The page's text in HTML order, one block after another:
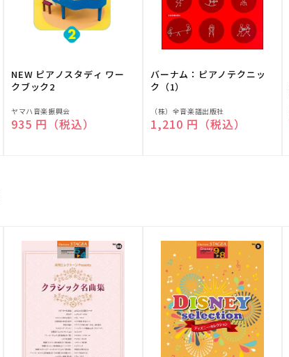
NEW ピアノスタディ ワー
クブック2
販
売
ヤマハ音楽振興会
通常価格
935 円（税込）
バーナム：ピアノテクニッ
ク（1）
販
売
（株）全音楽譜出版社
通常価格
1,210 円（税込）